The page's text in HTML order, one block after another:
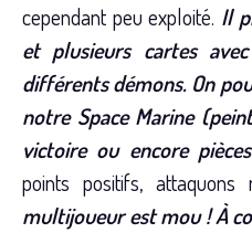
cependant peu exploité. Il
et plusieurs cartes
différents démons. On
notre Space Marine
victoire ou encore
points positifs, attaquons
multijoueur est mou ! À